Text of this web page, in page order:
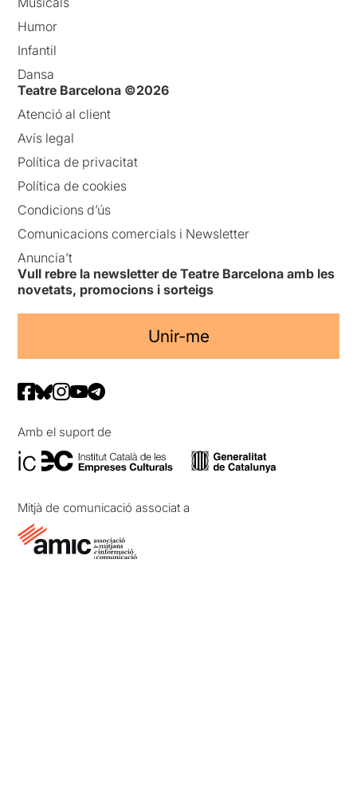
Humor
Infantil
Dansa
Teatre Barcelona ©2026
Atenció al client
Avís legal
Política de privacitat
Política de cookies
Condicions d’ús
Comunicacions comercials i Newsletter
Anuncia’t
Vull rebre la newsletter de Teatre Barcelona amb les
novetats, promocions i sorteigs
Unir-me
Amb el suport de
Mitjà de comunicació associat a